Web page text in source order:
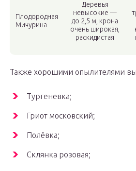
Плодородная
Мичурина
Деревья
невысокие —
до 2,5 м, крона
очень широкая,
раскидистая
Также хорошими опылителями
Тургеневка;
Гриот московский;
Полёвка;
Склянка розовая;